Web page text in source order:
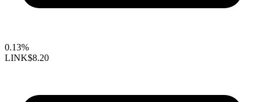
0.13%
LINK$8.20